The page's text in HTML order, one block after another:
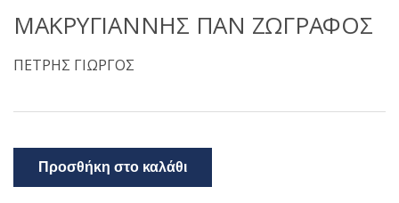
ΜΑΚΡΥΓΙΑΝΝΗΣ ΠΑΝ ΖΩΓΡΑΦΟΣ
ΠΕΤΡΗΣ ΓΙΩΡΓΟΣ
Προσθήκη στο καλάθι